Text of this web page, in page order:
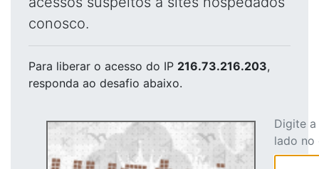
conosco.
Para liberar o acesso do IP 216.73.216.203,
responda ao desafio abaixo.
Digite
lado no